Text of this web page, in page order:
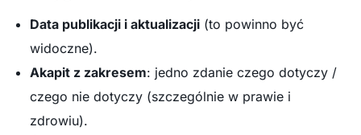
Data publikacji i aktualizacji (to powinno być
widoczne).
Akapit z zakresem: jedno zdanie czego dotyczy /
czego nie dotyczy (szczególnie w prawie i
zdrowiu).